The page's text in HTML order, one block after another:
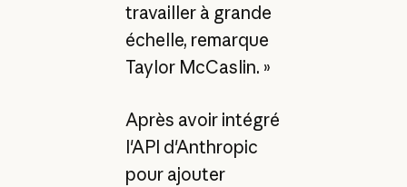
travailler à grande
échelle, remarque
Taylor McCaslin. »
Après avoir intégré
l'API d'Anthropic
pour ajouter